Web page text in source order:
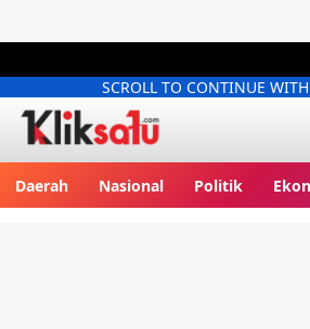
SCROLL TO CONTINUE
Daerah Nasional Politik